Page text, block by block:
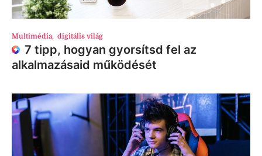
Multimédia, digitális világ
7 tipp, hogyan gyorsítsd fel az
alkalmazásaid működését